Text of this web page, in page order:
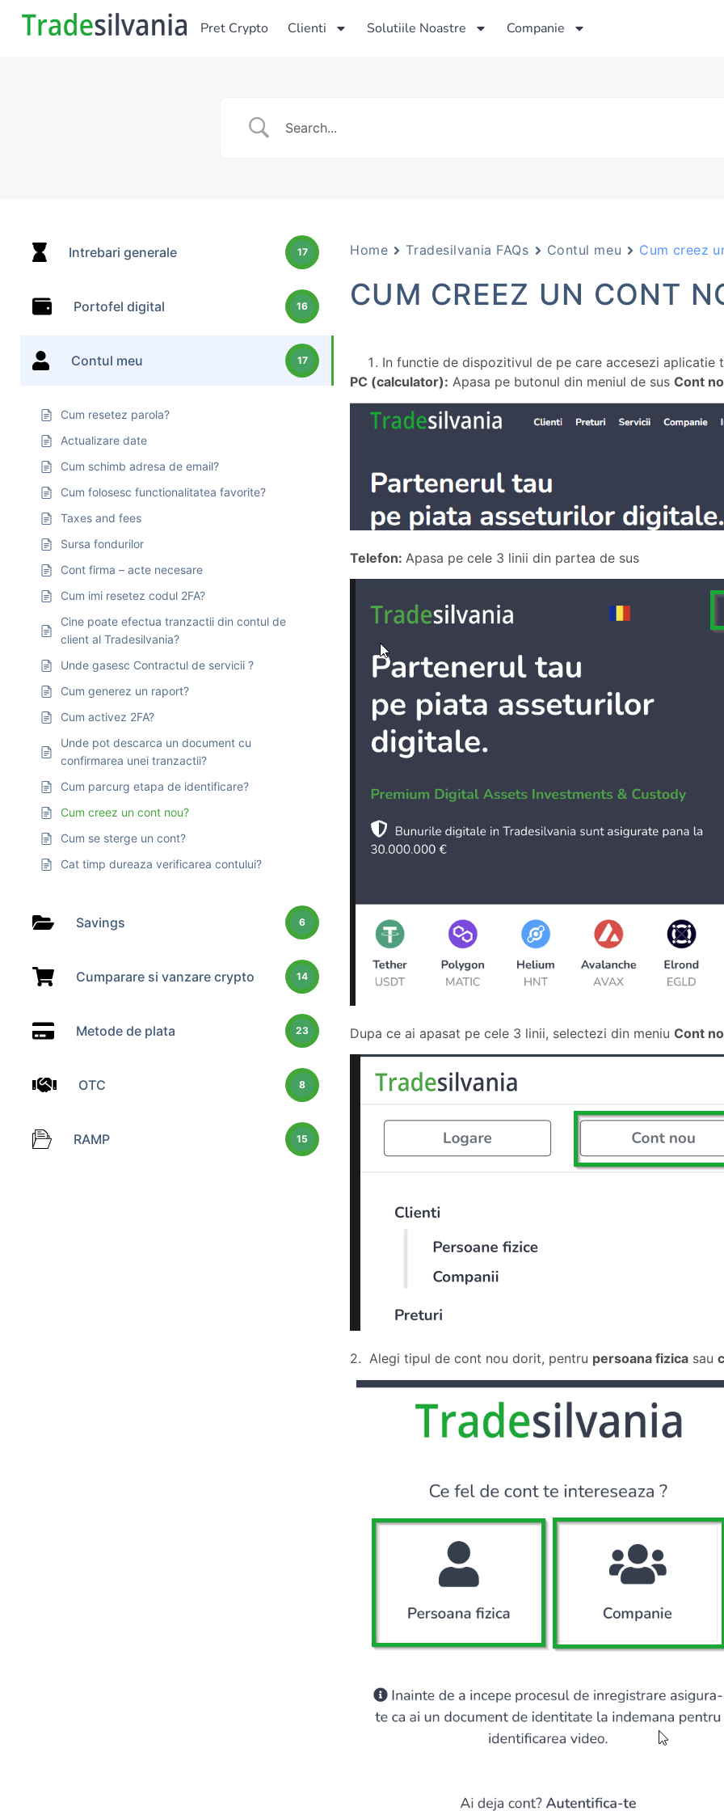
Pret Crypto Clienti Solutiile Noastre Companie
Intrebari generale 17
Portofel digital 16
Contul meu 17
Cum resetez parola?
Actualizare date
Cum schimb adresa de email?
Cum folosesc functionalitatea favorite?
Taxes and fees
Sursa fondurilor
Cont firma – acte necesare
Cum imi resetez codul 2FA?
Cine poate efectua tranzactii din contul de
client al Tradesilvania?
Unde gasesc Contractul de servicii ?
Cum generez un raport?
Cum activez 2FA?
Unde pot descarca un document cu
confirmarea unei tranzactii?
Cum parcurg etapa de identificare?
Cum creez un cont nou?
Cum se sterge un cont?
Cat timp dureaza verificarea contului?
Savings 6
Cumparare si vanzare crypto 14
Metode de plata 23
OTC 8
RAMP 15
Home Tradesilvania FAQs Contul meu Cum creez
CUM CREEZ UN CONT
In functie de dispozitivul de pe care accesezi aplicatie
PC (calculator): Apasa pe butonul din meniul de susCont
Telefon: Apasa pe cele 3 linii din partea de sus
Dupa ce ai apasat pe cele 3 linii, selectezi din meniuCont
2. Alegi tipul de cont nou dorit, pentru persoana fizica sau